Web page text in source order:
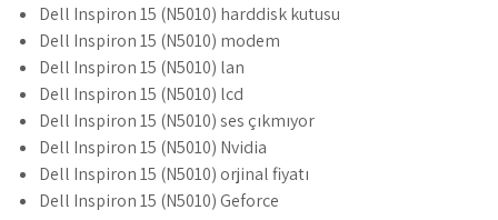
Dell Inspiron 15 (N5010) harddisk kutusu
Dell Inspiron 15 (N5010) modem
Dell Inspiron 15 (N5010) lan
Dell Inspiron 15 (N5010) lcd
Dell Inspiron 15 (N5010) ses çıkmıyor
Dell Inspiron 15 (N5010) Nvidia
Dell Inspiron 15 (N5010) orjinal fiyatı
Dell Inspiron 15 (N5010) Geforce